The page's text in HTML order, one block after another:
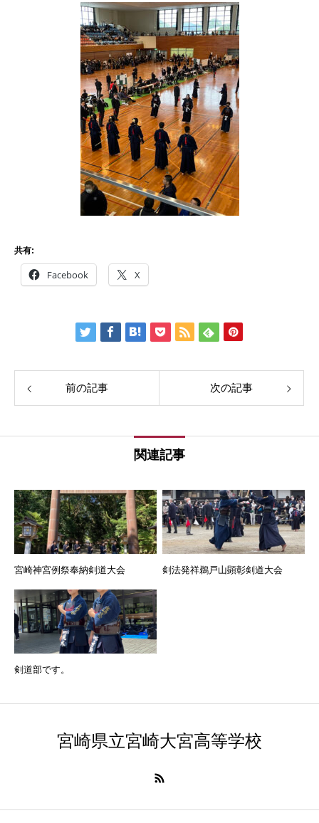
共有:
Facebook X
前の記事 次の記事
関連記事
宮崎神宮例祭奉納剣道大会 剣法発祥鵜戸山顕彰剣道大会
剣道部です。
宮崎県立宮崎大宮高等学校